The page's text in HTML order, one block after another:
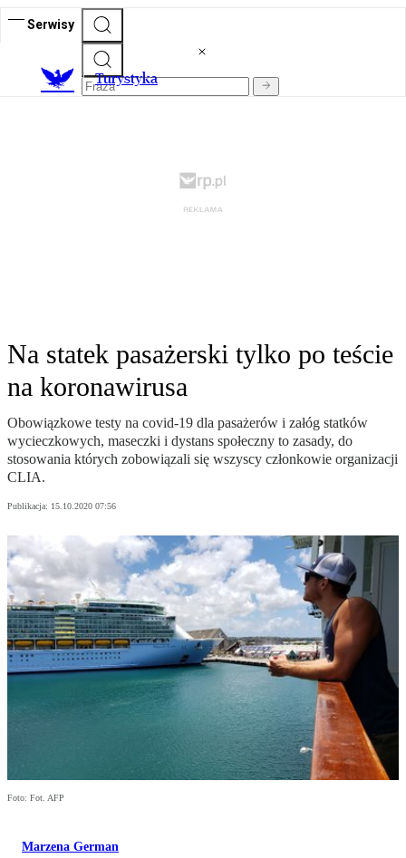
Serwisy
Turystyka
Na statek pasażerski tylko po teście
na koronawirusa
Obowiązkowe testy na covid-19 dla pasażerów i załóg statków
wycieczkowych, maseczki i dystans społeczny to zasady, do
stosowania których zobowiązali się wszyscy członkowie organizacji
CLIA.
Publikacja: 15.10.2020 07:56
Foto: Fot. AFP
Marzena German